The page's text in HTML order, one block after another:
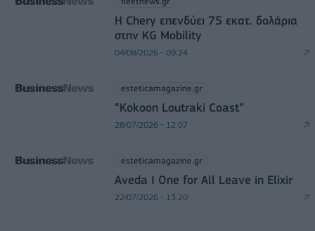
Η Chery επενδύει 75 εκατ. δολάρια
στην KG Mobility
04/08/2026 - 09:24
esteticamagazine.gr
“Kokoon Loutraki Coast”
28/07/2026 - 12:07
esteticamagazine.gr
Aveda I One for All Leave in Elixir
22/07/2026 - 13:20